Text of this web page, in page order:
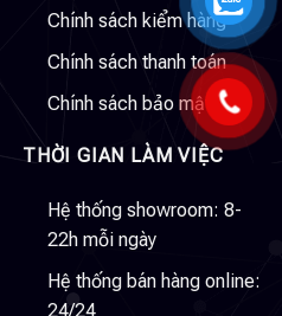
Chính sách kiểm hàng
Chính sách thanh toán
Chính sách bảo mật
THỜI GIAN LÀM VIỆC
Hệ thống showroom: 8-
22h mỗi ngày
Hệ thống bán hàng online:
24/24